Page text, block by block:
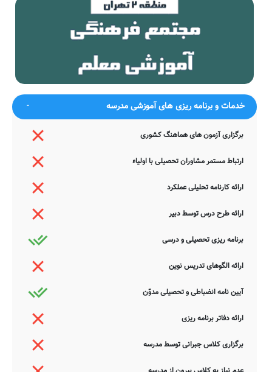
معرفی این مدرسه را با چند بیت از حافظ شیرازی به پایان می بریم:
صبا تو نکهت آن زلف مشک بو داری
به یادگار بمانی که بوی او داری
دلم که گوهر اسرار حسن و عشق در
توان به دست تو دادن گرش نکو
در آن شمایل مطبوع هیچ نتوان گفت
جز این قدر که رقیبان تندخو داری
نوای بلبلت ای گل کجا پسند افتد
که گوش و هوش به مرغان هرزه گو
داری
ضمناً یادآور می شود اطلاعات مندرج در این صفحه توسط موتورهای
جستجوی هوشمند سامانه های آنلاین گردآوری شده است. به همین جهت
باشند. چنانچه شما از عوامل این مدرسه هستید و یا اطلاعات دقیقتری در
اطلاعات یاری نمایید. سامانه مدرسانه ، مشتاقانه پذیرای دیدگاه ها و نقطه
نظرات تکمیل کننده شما می باشد.
خدمات و برنامه ریزی های آموزشی مدرسه
برگزاری آزمون های هماهنگ کشوری
ارتباط مستمر مشاوران تحصیلی با اولیاء
ارائه کارنامه تحلیلی عملکرد
ارائه طرح درس توسط دبیر
برنامه ریزی تحصیلی و درسی
ارائه الگوهای تدریس نوین
آیین نامه انضباطی و تحصیلی مدوّن
ارائه دفاتر برنامه ریزی
برگزاری کلاس جبرانی توسط مدرسه